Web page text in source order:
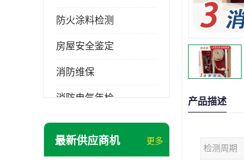
防火涂料检测
房屋安全鉴定
消防维保
消防电气年检
消防工程施工
最新供应商机 更多
产品描述
检测周期